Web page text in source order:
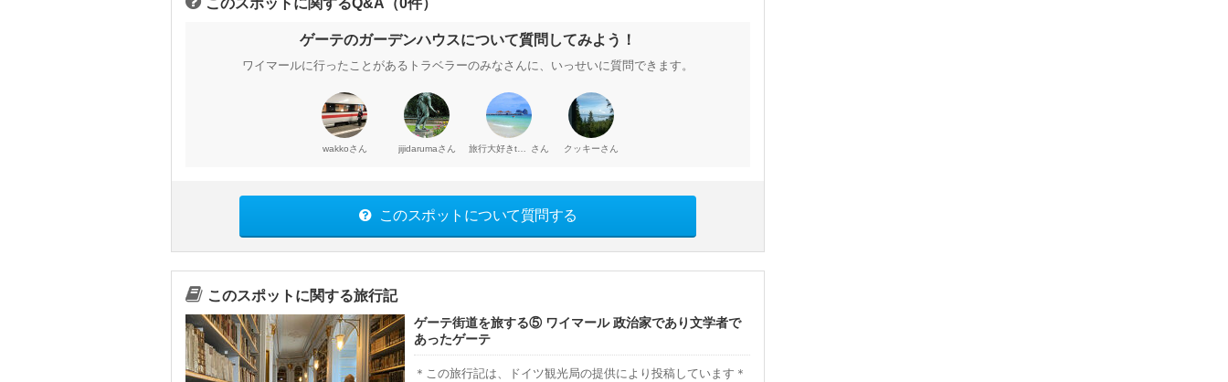
ゲーテのガーデンハウスについて質問してみよう！
ワイマールに行ったことがあるトラベラーのみなさんに、いっせいに質問できます。
wakkoさん jijidarumaさん さん クッキーさん
このスポットについて質問する
このスポットに関する旅行記
ゲーテ街道を旅する⑤ ワイマール 政治家であり文学者で
あったゲーテ
＊この旅行記は、ドイツ観光局の提供により投稿しています＊